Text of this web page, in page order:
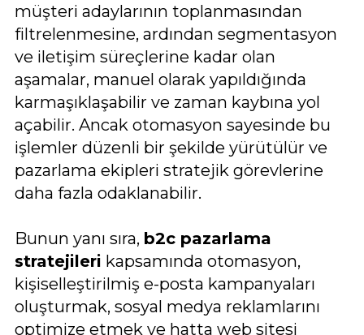
müşteri adaylarının toplanmasından
filtrelenmesine, ardından segmentasyon
ve iletişim süreçlerine kadar olan
aşamalar, manuel olarak yapıldığında
karmaşıklaşabilir ve zaman kaybına yol
açabilir. Ancak otomasyon sayesinde bu
işlemler düzenli bir şekilde yürütülür ve
pazarlama ekipleri stratejik görevlerine
daha fazla odaklanabilir.
Bunun yanı sıra, b2c pazarlama
stratejileri kapsamında otomasyon,
kişiselleştirilmiş e-posta kampanyaları
oluşturmak, sosyal medya reklamlarını
optimize etmek ve hatta web sitesi